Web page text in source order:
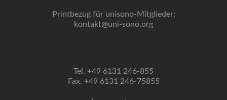
Printbezug für unisono-Mitglieder:
kontakt@uni-sono.org
Tel. +49 6131 246-855
Fax. +49 6131 246-75855